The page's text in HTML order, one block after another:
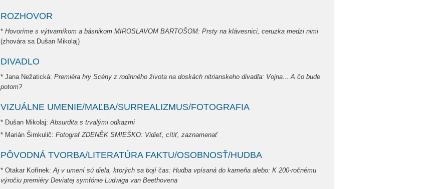
ROZHOVOR
* Hovoríme s výtvarníkom a básnikom MIROSLAVOM BARTOŠOM: Prsty na klávesnici, ceruzka medzi nimi
(zhovára sa Dušan Mikolaj)
DIVADLO
* Jana Nežatická: Premiéra hry Scény z rodinného života na doskách nitrianskeho divadla: Vojna... A čo bude
potom?
VIZUÁLNE UMENIE/MAĽBA/SURREALIZMUS/FOTOGRAFIA
* Dušan Mikolaj:Absurdita s trvalými odkazmi
* Marián Šimkulič: Fotograf ZDENĚK SMIEŠKO: Vidieť, cítiť, zaznamenať
PÔVODNÁ TVORBA/LITERATÚRA FAKTU/OSOBNOSŤ/HUDBA
* Otakar Kořínek:Aj v umení sú diela, ktorých sa bojí čas: Hudba vpísaná do kameňa alebo: K 200-ročnému
výročiu premiéry Deviatej symfónie Ludwiga van Beethovena